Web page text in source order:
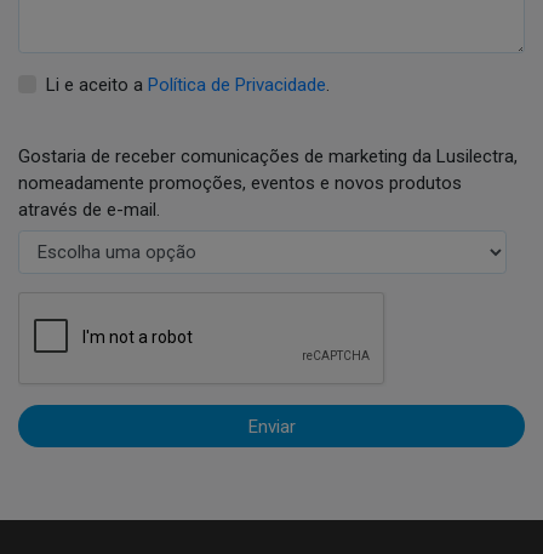
Li e aceito a Política de Privacidade
Gostaria de receber comunicações de marketing da Lusilectra,
nomeadamente promoções, eventos e novos produtos
através de e-mail.
Enviar